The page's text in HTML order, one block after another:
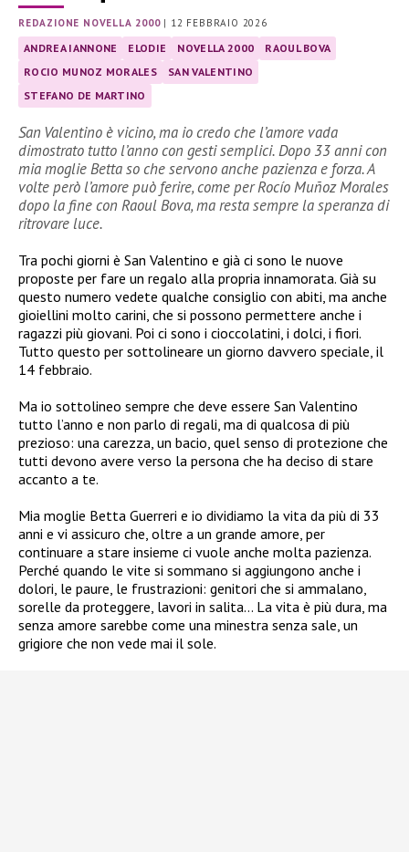
REDAZIONE NOVELLA 2000| 12 FEBBRAIO 2026
ANDREA IANNONE ELODIE NOVELLA 2000
RAOUL BOVA
ROCIO MUNOZ MORALES
SAN VALENTINO
STEFANO DE MARTINO
San Valentino è vicino, ma io credo che l’amore vada
dimostrato tutto l’anno con gesti semplici. Dopo 33 anni con
mia moglie Betta so che servono anche pazienza e forza. A
volte però l’amore può ferire, come per Rocío Muñoz Morales
dopo la fine con Raoul Bova, ma resta sempre la speranza di
ritrovare luce.
Tra pochi giorni è San Valentino e già ci sono le nuove
proposte per fare un regalo alla propria innamorata. Già su
questo numero vedete qualche consiglio con abiti, ma anche
gioiellini molto carini, che si possono permettere anche i
ragazzi più giovani. Poi ci sono i cioccolatini, i dolci, i fiori.
Tutto questo per sottolineare un giorno davvero speciale, il
14 febbraio.
Ma io sottolineo sempre che deve essere San Valentino
tutto l’anno e non parlo di regali, ma di qualcosa di più
prezioso: una carezza, un bacio, quel senso di protezione che
tutti devono avere verso la persona che ha deciso di stare
accanto a te.
Mia moglie Betta Guerreri e io dividiamo la vita da più di 33
anni e vi assicuro che, oltre a un grande amore, per
continuare a stare insieme ci vuole anche molta pazienza.
Perché quando le vite si sommano si aggiungono anche i
dolori, le paure, le frustrazioni: genitori che si ammalano,
sorelle da proteggere, lavori in salita… La vita è più dura, ma
senza amore sarebbe come una minestra senza sale, un
grigiore che non vede mai il sole.